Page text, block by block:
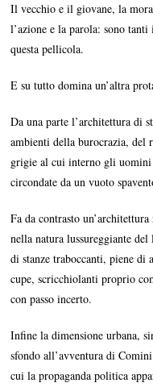
Il vecchio e il giovane, la
l’azione e la parola: sono
questa pellicola.
E su tutto domina un’altra
Da una parte l’architettura di
ambienti della burocrazia, del
grigie al cui interno gli
circondate da un vuoto
Fa da contrasto
nella natura lussureggiante
di stanze traboccanti, piene di
cupe, scricchiolanti proprio
con passo incerto.
Infine la dimensione urbana,
sfondo all’avventura di
cui la propaganda politica